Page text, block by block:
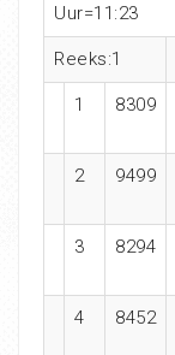
Uur=11:23
Reeks:1
1 8309
2 9499
3 8294
4 8452